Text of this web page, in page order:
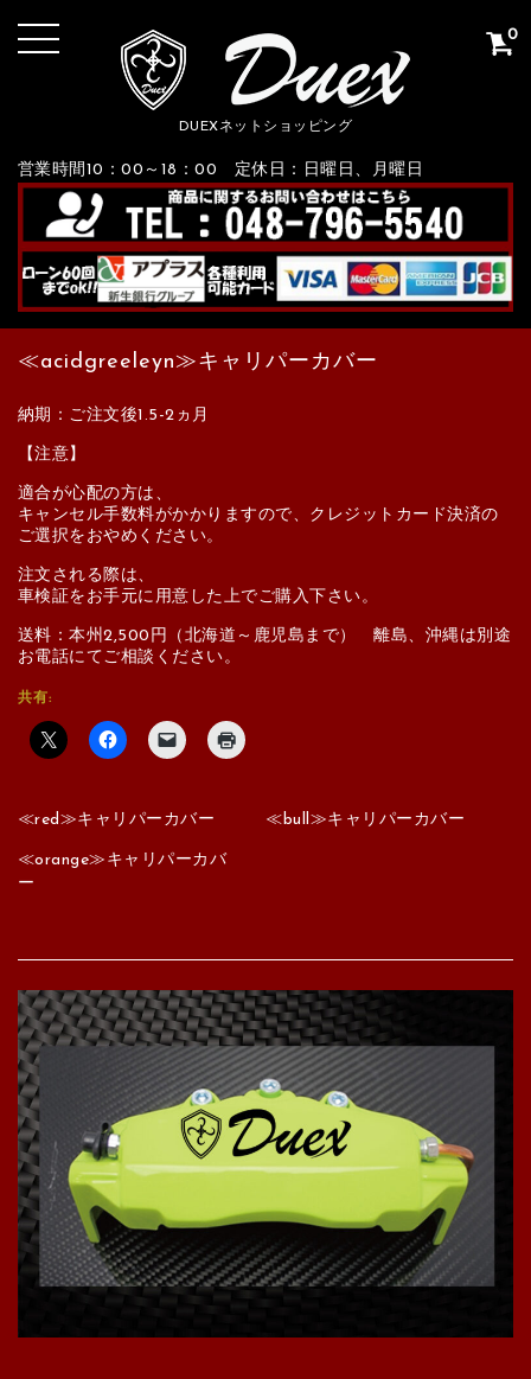
DUEXネットショッピング
営業時間10：00～18：00 定休日：日曜日、月曜日
0
≪acidgreeleyn≫キャリパーカバー
納期：ご注文後1.5-2ヵ月
【注意】
適合が心配の方は、
キャンセル手数料がかかりますので、クレジットカード決済の
ご選択をおやめください。
注文される際は、
車検証をお手元に用意した上でご購入下さい。
送料：本州2,500円（北海道～鹿児島まで） 離島、沖縄は別途
お電話にてご相談ください。
共有:
≪red≫キャリパーカバー ≪bull≫キャリパーカバー
≪orange≫キャリパーカバ
ー